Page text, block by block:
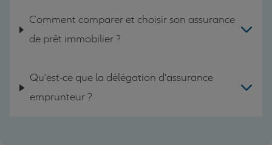
Comment comparer et choisir son assurance
de prêt immobilier ?
Qu'est-ce que la délégation d'assurance
emprunteur ?